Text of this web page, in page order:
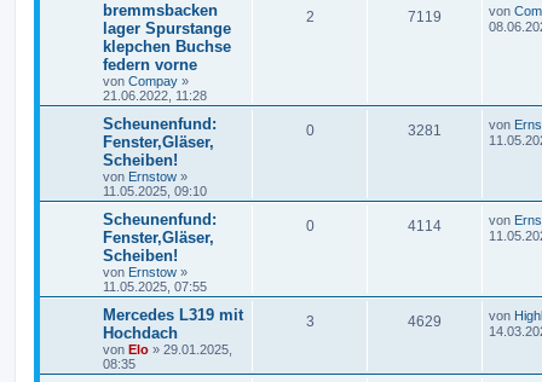
bremmsbacken
lager Spurstange
klepchen Buchse
federn vorne
von Compay »
21.06.2022, 11:28
2 7119 von
Scheunenfund:
Fenster,Gläser,
Scheiben!
von Ernstow »
11.05.2025, 09:10
0 3281 von
Scheunenfund:
Fenster,Gläser,
Scheiben!
von Ernstow »
11.05.2025, 07:55
0 4114 von
Mercedes L319 mit
Hochdach
von Elo » 29.01.2025,
08:35
3 4629 von